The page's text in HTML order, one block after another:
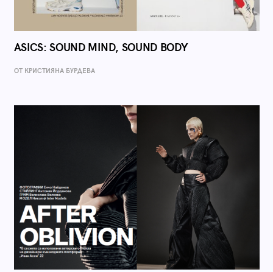
ASICS: SOUND MIND, SOUND BODY
ОТ КРИСТИЯНА БУРДЕВА